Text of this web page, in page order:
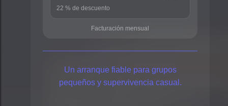
22 % de descuento
Facturación mensual
Un arranque fiable para grupos
pequeños y supervivencia casual.